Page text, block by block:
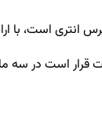
بودجه سال ۲۰۲۲ در راستای
قرار است